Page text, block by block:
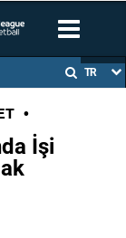
TR
•
İşi